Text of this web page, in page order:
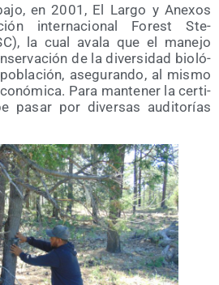
en 2001, El Lar­go y Ane­xos
inter­na­cio­nal Forest Ste­
la cual ava­la que el mane­jo
de la diver­si­dad bio­ló­
ase­gu­ran­do, al mis­mo
Para man­te­ner la cer­ti­
pasar por diver­sas audi­to­rías